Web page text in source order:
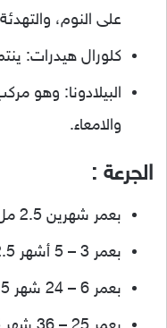
على النوم، والتهدئة
كلورال هيدرات:
البيلادونا: وهو
والامعاء.
الجرعة :
بعمر شهرين 2.5 مل مرة واحدة في اليوم
بعمر 3 – 5 أشهر 2.5 مل مرة أو مرتان في اليوم
بعمر 6 – 24 شهر 5 مل مرة أو مرتان في اليوم